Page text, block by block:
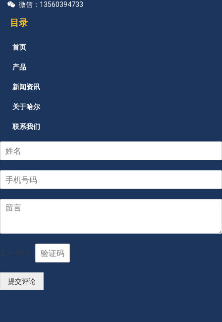
微信：13560394733
目录
首页
产品
新闻资讯
关于哈尔
联系我们
2 + 11 =
提交评论